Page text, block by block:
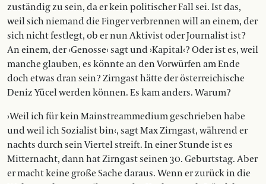
zuständig zu sein, da er kein politischer Fall sei. Ist das,
weil sich niemand die Finger verbrennen will an einem, der
sich nicht festlegt, ob er nun Aktivist oder Journalist ist?
An einem, der ›Genosse‹ sagt und ›Kapital‹? Oder ist es, weil
manche glauben, es könnte an den Vorwürfen am Ende
doch etwas dran sein? Zirngast hätte der österreichische
Deniz Yücel werden können. Es kam anders. Warum?
›Weil ich für kein Mainstreammedium geschrieben habe
und weil ich Sozialist bin‹, sagt Max Zirngast, während er
nachts durch sein Viertel streift. In einer Stunde ist es
Mitternacht, dann hat Zirngast seinen 30. Geburtstag. Aber
er macht keine große Sache daraus. Wenn er zurück in die